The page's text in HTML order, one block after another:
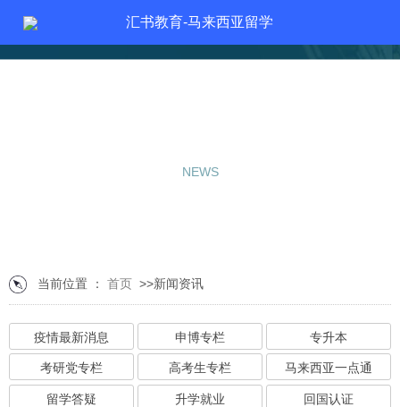
汇书教育-马来西亚留学
NEWS
当前位置 ： 首页 >>新闻资讯
疫情最新消息 申博专栏 专升本
考研党专栏 高考生专栏 马来西亚一点通
留学答疑 升学就业 回国认证